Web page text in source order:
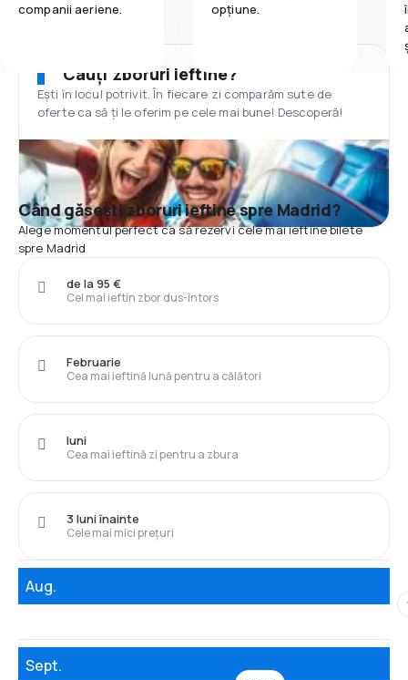
companii aeriene.
opțiune.
Cauți zboruri ieftine?
Ești în locul potrivit. În fiecare zi comparăm sute de
oferte ca să ți le oferim pe cele mai bune! Descoperă!
Când găsești zboruri ieftine spre Madrid?
Alege momentul perfect ca să rezervi cele mai ieftine bilete
spre Madrid
Cel mai ieftin zbor dus-întors
de la 95 €
Cea mai ieftină lună pentru a călători
Februarie
Cea mai ieftină zi pentru a zbura
luni
Cele mai mici prețuri
3 luni înainte
Aug.
Sept.